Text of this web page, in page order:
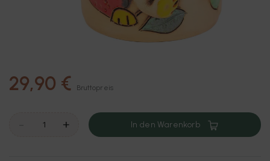
29,90 € Bruttopreis
+ In den Warenkorb